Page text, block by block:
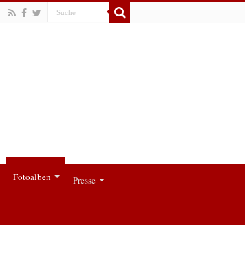
Fotoalben Presse